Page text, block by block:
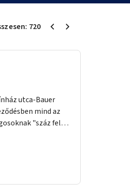
720
utca-Bauer
mind az
"száz felé"
programozása
sok kerekesszékes,